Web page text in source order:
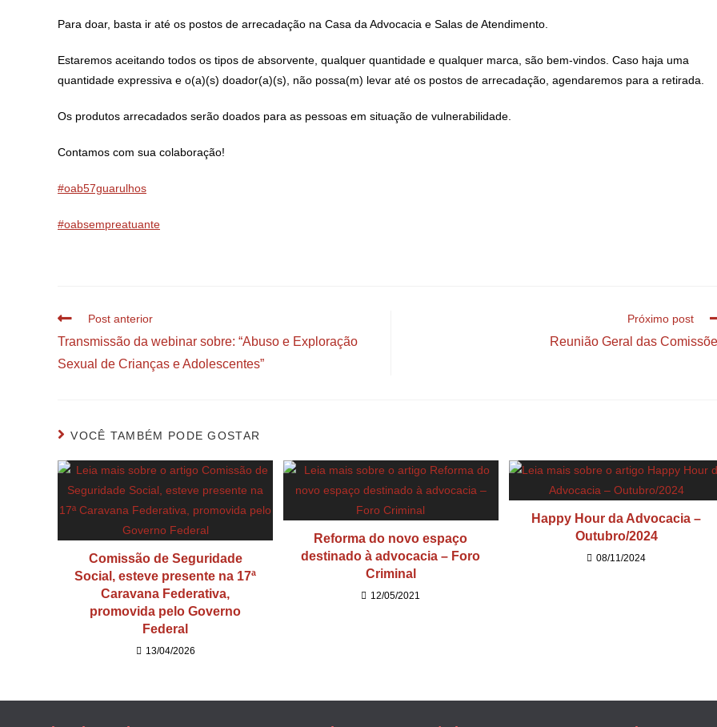
Para doar, basta ir até os postos de arrecadação na Casa da Advocacia e Salas de Atendimento.
Estaremos aceitando todos os tipos de absorvente, qualquer quantidade e qualquer marca, são bem-vindos. Caso haja uma
quantidade expressiva e o(a)(s) doador(a)(s), não possa(m) levar até os postos de arrecadação, agendaremos para a retirada.
Os produtos arrecadados serão doados para as pessoas em situação de vulnerabilidade.
Contamos com sua colaboração!
#oab57guarulhos
#oabsempreatuante
Post anterior
Transmissão da webinar sobre: “Abuso e Exploração
Sexual de Crianças e Adolescentes”
Próximo post
Reunião Geral das
VOCÊ TAMBÉM PODE GOSTAR
Comissão de Seguridade
Social, esteve presente na 17ª
Caravana Federativa,
promovida pelo Governo
Federal
13/04/2026
Reforma do novo espaço
destinado à advocacia – Foro
Criminal
12/05/2021
Happy Hour da Advocacia –
Outubro/2024
08/11/2024